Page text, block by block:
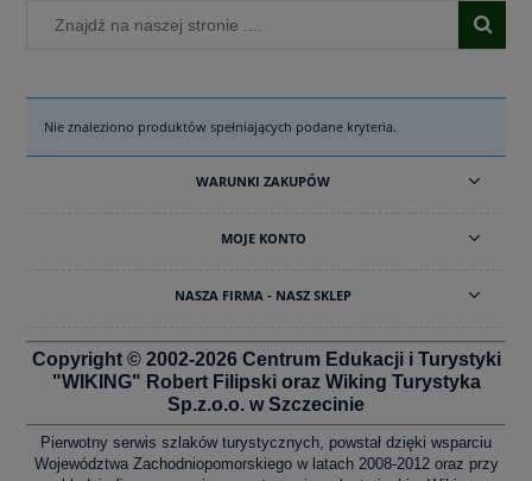
Nie znaleziono produktów spełniających podane kryteria.
WARUNKI ZAKUPÓW
MOJE KONTO
NASZA FIRMA - NASZ SKLEP
Copyright © 2002-2026 Centrum Edukacji i Turystyki
"WIKING" Robert Filipski oraz Wiking Turystyka
Sp.z.o.o. w Szczecinie
Pierwotny serwis szlaków turystycznych, powstał dzięki wsparciu
Województwa Zachodniopomorskiego w latach 2008-2012 oraz przy